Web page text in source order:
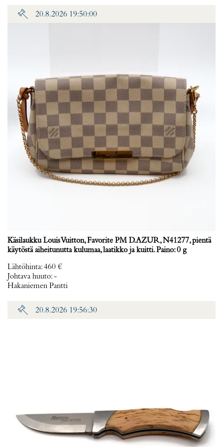
20.8.2026 19:50:00
Käsilaukku Louis Vuitton, Favorite PM D.AZUR, N41277, pientä
käytöstä aiheitunutta kulumaa, laatikko ja kuitti. Paino: 0 g
Lähtöhinta:460 €
Johtava huuto:-
Hakaniemen Pantti
20.8.2026 19:56:30